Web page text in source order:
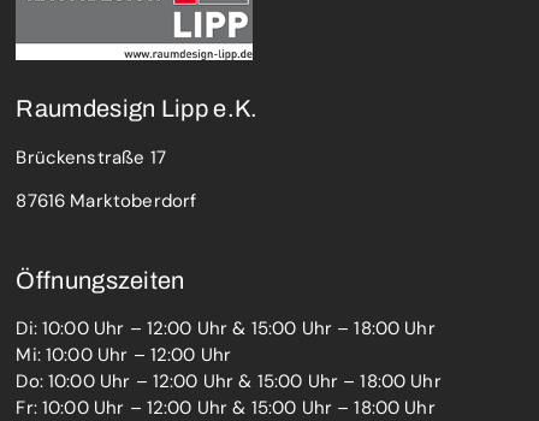
Raumdesign Lipp e.K.
Brückenstraße 17
87616 Marktoberdorf
Öffnungszeiten
Di: 10:00 Uhr – 12:00 Uhr & 15:00 Uhr – 18:00 Uhr
Mi: 10:00 Uhr – 12:00 Uhr
Do: 10:00 Uhr – 12:00 Uhr & 15:00 Uhr – 18:00 Uhr
Fr: 10:00 Uhr – 12:00 Uhr & 15:00 Uhr – 18:00 Uhr